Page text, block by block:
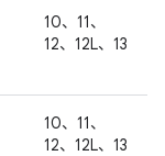
10、11、
12、12L、13
10、11、
12、12L、13